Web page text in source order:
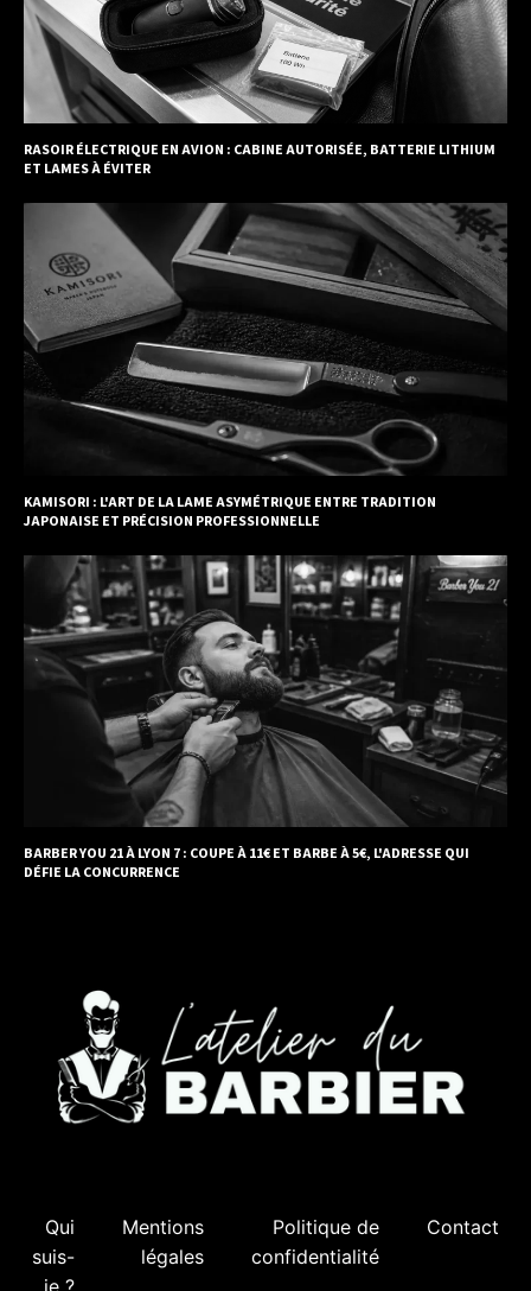
RASOIR ÉLECTRIQUE EN AVION : CABINE AUTORISÉE, BATTERIE LITHIUM
ET LAMES À ÉVITER
KAMISORI : L'ART DE LA LAME ASYMÉTRIQUE ENTRE TRADITION
JAPONAISE ET PRÉCISION PROFESSIONNELLE
BARBER YOU 21 À LYON 7 : COUPE À 11€ ET BARBE À 5€, L'ADRESSE QUI
DÉFIE LA CONCURRENCE
Qui
suis-
Mentions
légales
Politique de
confidentialité
Contact